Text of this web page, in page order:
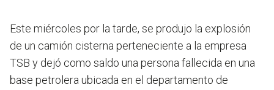
Este miércoles por la tarde, se produjo la explosión
de un camión cisterna perteneciente a la empresa
TSB y dejó como saldo una persona fallecida en una
base petrolera ubicada en el departamento de